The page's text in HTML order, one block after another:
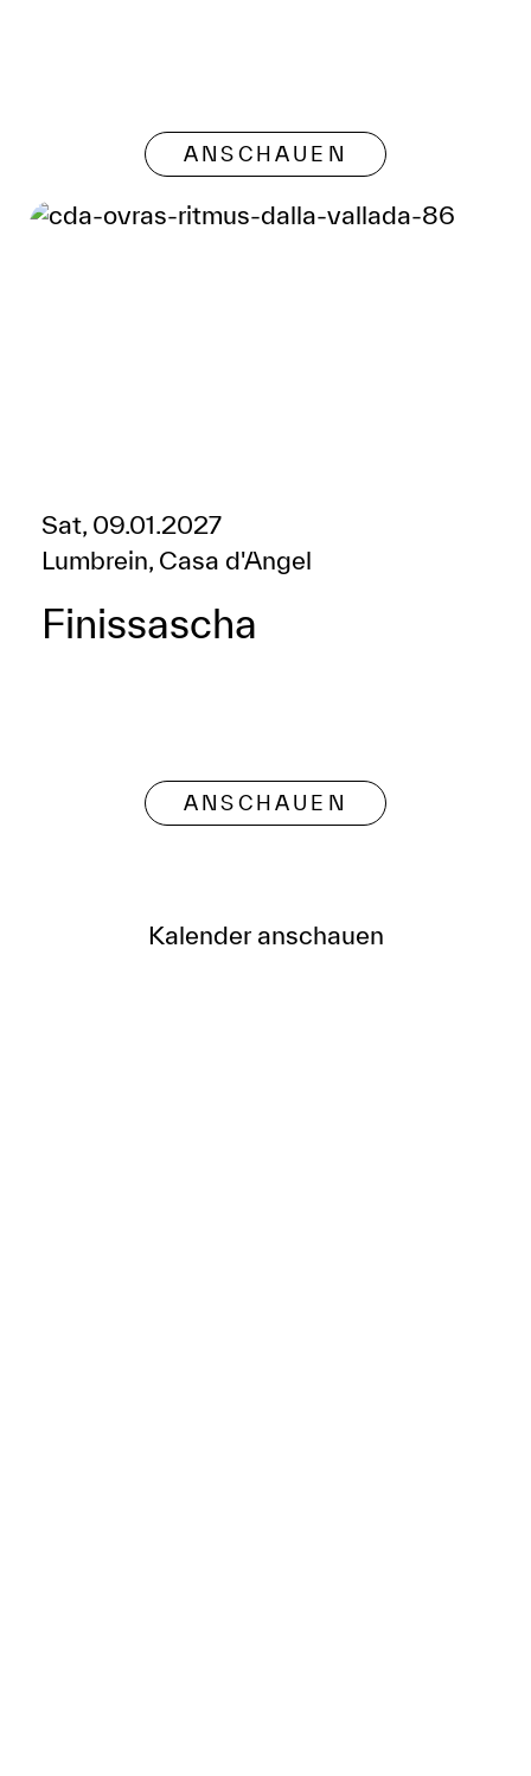
ANSCHAUEN
Sat, 09.01.2027
Lumbrein, Casa d'Angel
Finissascha
ANSCHAUEN
Kalender anschauen